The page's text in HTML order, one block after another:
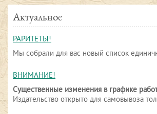
Актуальное
РАРИТЕТЫ!
Мы собрали для вас новый список
ВНИМАНИЕ!
Существенные изменения в графике
Издательство открыто для самовывоза